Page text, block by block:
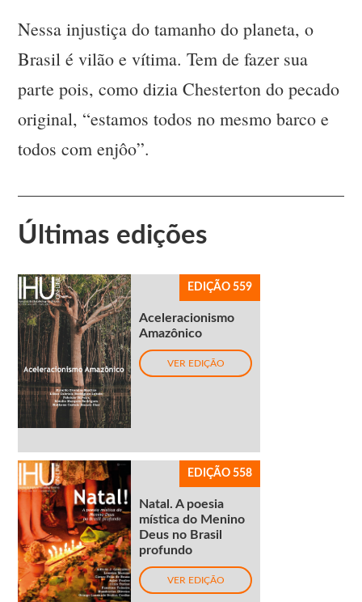
Nessa injustiça do tamanho do planeta, o
Brasil é vilão e vítima. Tem de fazer sua
parte pois, como dizia Chesterton do pecado
original, “estamos todos no mesmo barco e
todos com enjôo”.
Últimas edições
EDIÇÃO 559
Aceleracionismo
Amazônico
VER EDIÇÃO
EDIÇÃO 558
Natal. A poesia
mística do Menino
Deus no Brasil
profundo
VER EDIÇÃO